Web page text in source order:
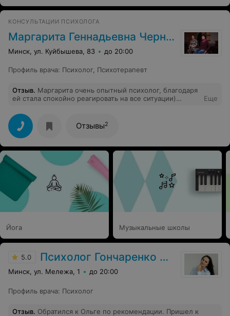
КОНСУЛЬТАЦИИ ПСИХОЛОГА
Маргарита Геннадьевна Черняк
Минск, ул. Куйбышева, 83 до 20:00
Профиль врача: Психолог, Психотерапевт
Отзыв. Маргарита очень опытный психолог, благодаря
ей стала спокойно реагировать на все ситуации)
негативные мысли. Сейчас все легко, я счастлива))
спасибо Вам огромное!!!
Еще
Отзывы2
Йога Музыкальные школы
5.0 Психолог Гончаренко Ольга
Минск, ул. Мележа, 1 до 20:00
Профиль врача: Психолог
Отзыв. Обратился к Ольге по рекомендации. Пришел к